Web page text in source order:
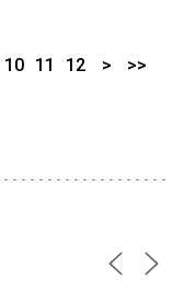
10 11 12 > >>